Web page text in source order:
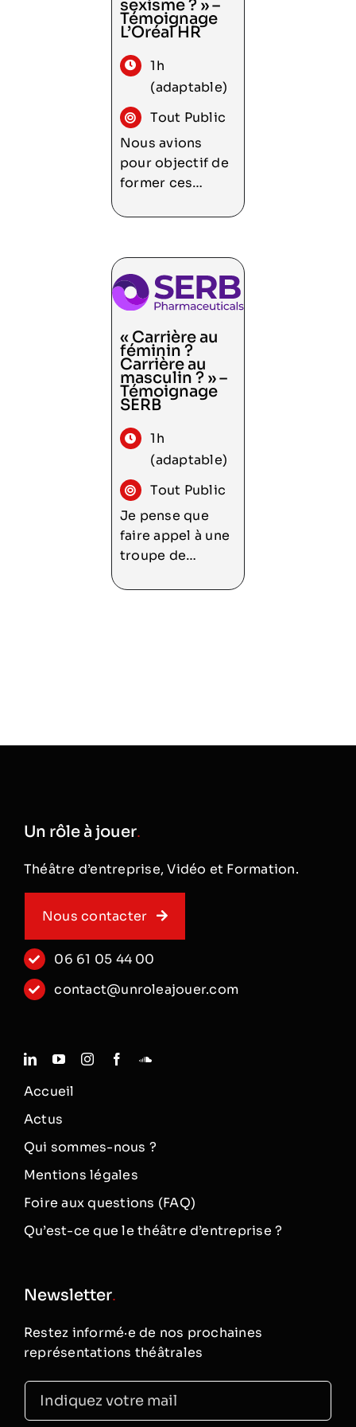
établissement,
consacrée aux
sexistes et
sexuelles à
sexisme ? » –
Témoignage
L’Oréal HR
1h
(adaptable)
Tout Public
Nous avions
pour objectif de
former ces
cours d’une
cadre légal du
harcèlement
sexuel et des
sexistes, mais
également sur
leur rôle de
référent.
Consulter
« Carrière au
féminin ?
Carrière au
masculin ? » –
Témoignage
SERB
1h
(adaptable)
Tout Public
Je pense que
faire appel à une
troupe de
parler (et faire
des messages
Consulter
Un rôle à jouer.
Théâtre d’entreprise, Vidéo et Formation.
Nous contacter
06 61 05 44 00
contact@unroleajouer.com
Accueil
Actus
Qui sommes-nous ?
Mentions légales
Foire aux questions (FAQ)
Qu’est-ce que le théâtre d’entreprise ?
Newsletter.
Restez informé·e de nos prochaines
représentations théâtrales